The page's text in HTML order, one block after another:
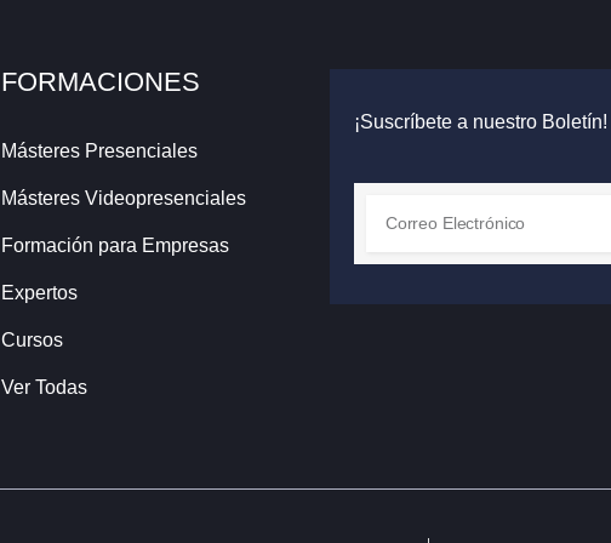
FORMACIONES
Másteres Presenciales
Másteres Videopresenciales
Formación para Empresas
Expertos
Cursos
Ver Todas
¡Suscríbete a nuestro Boletín!